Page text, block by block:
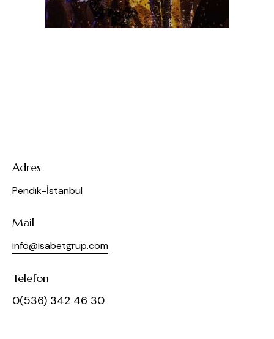
Adres
Pendik-İstanbul
Mail
info@isabetgrup.com
Telefon
0(536) 342 46 30